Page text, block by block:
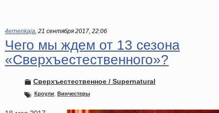
4ernenkaja, 21 сентября 2017, 22:06
Чего мы ждем от 13 сезона
«Сверхъестественного»?
Сверхъестественное / Supernatural
Кроули Винчестеры